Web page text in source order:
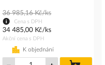
Cena s DPH
36 985,16 Kč/ks
Akční cena s DPH
34 485,00 Kč/ks
K objednání